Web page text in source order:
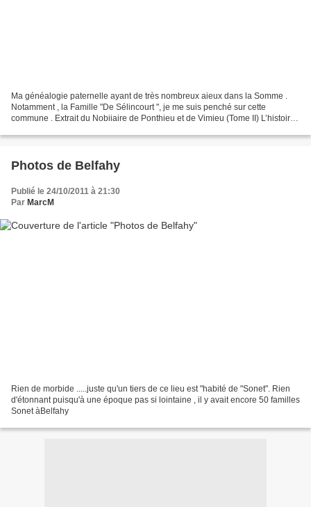
Ma généalogie paternelle ayant de très nombreux aieux dans la Somme .
Notamment , la Famille "De Sélincourt ", je me suis penché sur cette
commune . Extrait du Nobiiaire de Ponthieu et de Vimieu (Tome II) L’histoire
Photos de Belfahy
Publié le 24/10/2011 à 21:30
Par MarcM
Rien de morbide .....juste qu'un tiers de ce lieu est "habité de "Sonet". Rien
d'étonnant puisqu'à une époque pas si lointaine , il y avait encore 50 familles
Sonet àBelfahy